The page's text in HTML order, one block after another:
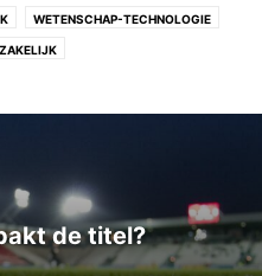
WETENSCHAP-TECHNOLOGIE
ZAKELIJK
de titel?